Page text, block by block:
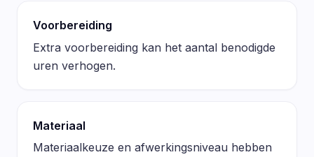
Voorbereiding
Extra voorbereiding kan het aantal benodigde
uren verhogen.
Materiaal
Materiaalkeuze en afwerkingsniveau hebben